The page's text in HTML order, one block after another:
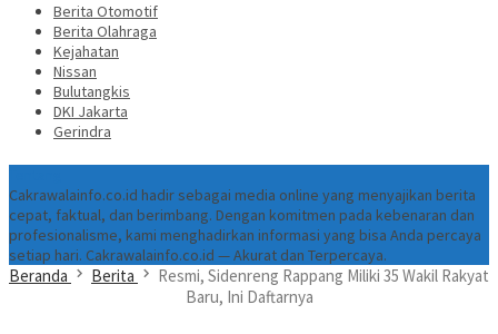
Berita Otomotif
Berita Olahraga
Kejahatan
Nissan
Bulutangkis
DKI Jakarta
Gerindra
Cakrawalainfo.co.id hadir sebagai media online yang menyajikan berita
cepat, faktual, dan berimbang. Dengan komitmen pada kebenaran dan
profesionalisme, kami menghadirkan informasi yang bisa Anda percaya
setiap hari. Cakrawalainfo.co.id — Akurat dan Terpercaya.
Beranda Berita
Resmi, Sidenreng Rappang Miliki 35 Wakil Rakyat
Baru, Ini Daftarnya